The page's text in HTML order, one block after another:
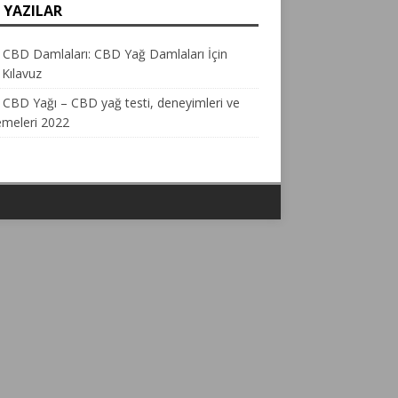
YAZILAR
CBD Damlaları: CBD Yağ Damlaları İçin
CBD Yağı – CBD yağ testi, deneyimleri ve
2022